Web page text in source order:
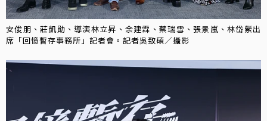
安俊朋、莊凱勛、導演林立昇、余建霖、蔡瑞雪、張景嵐、林岱縈出
席「回憶暫存事務所」記者會。記者吳致碩／攝影